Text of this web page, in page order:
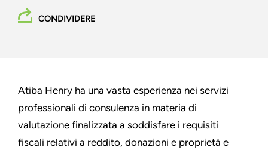
CONDIVIDERE
Atiba Henry ha una vasta esperienza nei servizi
professionali di consulenza in materia di
valutazione finalizzata a soddisfare i requisiti
fiscali relativi a reddito, donazioni e proprietà e